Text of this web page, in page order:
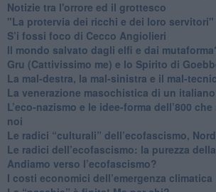
Notizie tra l'orrore ed il grottesco
"La protervia dei ricchi e dei loro servitori"
S’i fossi foco di Cecco Angiolieri
​Il mondo salvato dagli elfi e dai
Gru (Cattivissimo me) e lo Spirito di
​La mal-destra, la mal-sinistra e il mal-
​La venerazione masochistica di un
​L’eco-nazismo e le idee-forma dell’800
noi
​Le radici “culturali” dell’ecofascismo,
Le radici dell’ecofascismo: la purezza
Andiamo verso l’ecofascismo?
I costi economici dell’emergenza climatica